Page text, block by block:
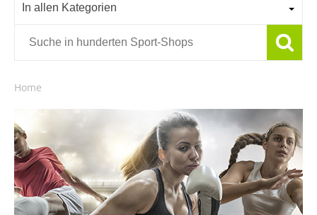
In allen Kategorien
Home